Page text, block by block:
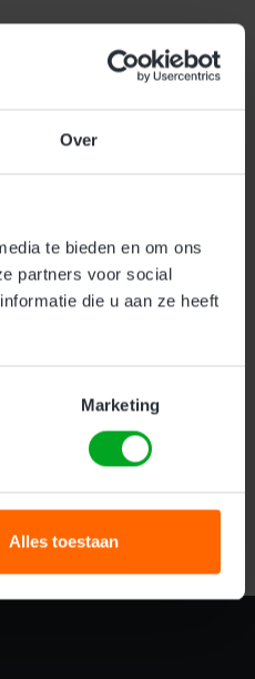
Over
te bieden en om ons
partners voor social
die u aan ze heeft
Marketing
Alles toestaan